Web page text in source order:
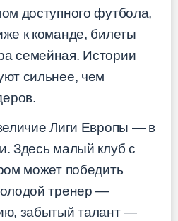
доступного футбола,
к команде, билеты
семейная. Истории
сильнее, чем
Лиги Европы — в
Здесь малый клуб с
может победить
тренер —
забытый талант —